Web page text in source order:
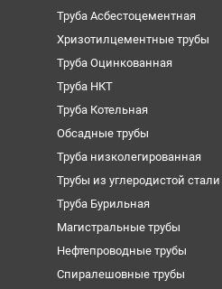
Труба Асбестоцементная
Хризотилцементные трубы
Труба Оцинкованная
Труба НКТ
Труба Котельная
Обсадные трубы
Труба низколегированная
Трубы из углеродистой стали
Труба Бурильная
Магистральные трубы
Нефтепроводные трубы
Спиралешовные трубы